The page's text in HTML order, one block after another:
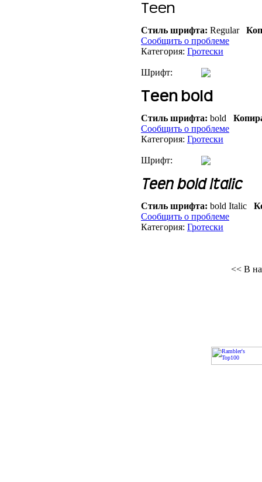
Стиль шрифта: Regular
Сообщить о проблеме
Категория: Гротески
Шрифт:
Стиль шрифта: bold
Сообщить о проблеме
Категория: Гротески
Шрифт:
Стиль шрифта: bold Italic
Сообщить о проблеме
Категория: Гротески
<< В